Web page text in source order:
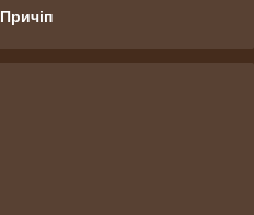
Причіп